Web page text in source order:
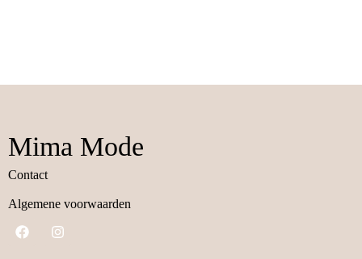
Mima Mode
Contact
Algemene voorwaarden